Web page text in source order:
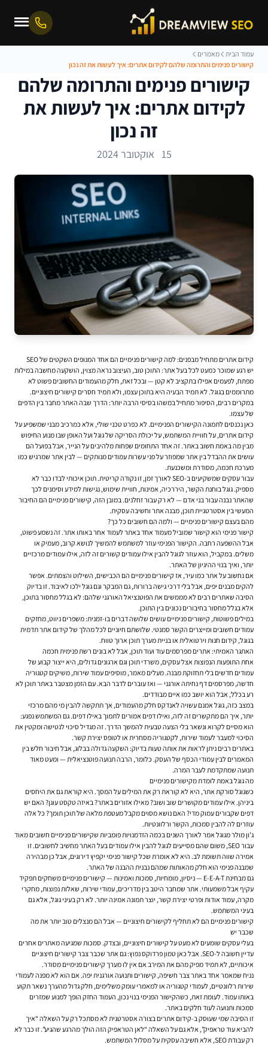
עמוד הבית
מאמרים
קישורים פנימים והתרומה שלהם לקידום אתרים: איך לעשות את זה נכון
קישורים פנימים והתרומה שלהם
לקידום אתרים: איך לעשות את
זה נכון
15 אוקטובר 2024
קידום אתרים מתחיל מבפנים: למה קישורים פנימיים הם אחד המנופים השקטים של SEO
יש רגע שמוכר כמעט לכל בעל אתר: התוכן טוב, העיצוב נראה מצוין, הושקעה מחשבה במילות
מפתח, לפעמים אפילו בתקציב לא קטן — ובכל זאת, חלק מהעמודים החשובים פשוט לא
מתרוממים בגוגל. לא תמיד הבעיה היא בתוכן עצמו, ולא תמיד חסרים קישורים חיצוניים.
במקרים רבים, הסיפור מתחיל במשהו בסיסי הרבה יותר: הדרך שבה האתר מחבר בין הדפים
של עצמו.
כאן נכנסים לתמונה הקישורים הפנימיים. לא כפרט טכני שולי, אלא כמרכיב מבני שמשפיע על
קידום אתרים, על חוויית המשתמש, על יכולת הסריקה של גוגל ועל האופן שבו מנוע החיפוש
מבין מה באמת חשוב באתר. זה אחד התחומים שפחות מלהיבים על הנייר, אבל בפועל הם
עושים את ההבדל בין אתר שמפוזר על פני עשרות עמודים מנותקים — לבין אתר שמרגיש כמו
מערכת חכמה, מסודרת ומשכנעת.
עבור עסקים שמשקיעים ב-SEO לאורך זמן, זו נקודה קריטית. תוכן איכותי לבדו כבר לא
מספיק. גוגל בוחנת הקשר, היררכיה, אמינות, חוויית שימוש, נגישות למידע וסימנים לכך
שהאתר נבנה עבור בני אדם — לא רק עבור זחלנים. במובן הזה, קישורים פנימיים הם החיבור
המעשי בין אסטרטגיית תוכן, מבנה אתר וחשיבה עסקית.
מהם בעצם קישורים פנימיים — ולמה הם חשובים כל כך?
קישור פנימי הוא קישור שמוביל מעמוד אחד באתר לעמוד אחר באותו אתר. זה נשמע פשוט,
אבל ההשפעה רחבה. הקישור הפנימי עוזר למשתמש להמשיך לנושא קרוב, מעמיק או
משלים. במקביל, הוא עוזר לגוגל להבין אילו עמודים קשורים זה לזה, אילו עמודים מרכזיים
יותר, ואיך בנוי ההיגיון של האתר.
אם נחשוב על אתר כמו עיר, אז קישורים פנימיים הם הכבישים, השילוט והצמתים. אפשר
להקים מבנים יפים, אבל בלי דרכי גישה ברורות, גם המבקר וגם גוגל ילכו לאיבוד. זו בדיוק
הסיבה שאתרים רבים לא מממשים את הפוטנציאל האורגני שלהם: לא בגלל מחסור בתוכן,
אלא בגלל מחסור בחיבורים נכונים בין התוכן.
במילים פשוטות, קישורים פנימיים עושים שלושה דברים בו-זמנית: משפרים ניווט, מחזקים
עמודים חשובים ומייצרים הקשר סמנטי. שלושתם חיוניים לכל מהלך של קידום אתר תדמית
בגוגל, קידום חנות וירטואלית או בניית מערך תוכן ארוך טווח.
האתגר האמיתי: אתרים מפרסמים עוד ועוד תוכן, אבל לא בונים רשת פנימית חכמה
אחת התופעות הנפוצות אצל עסקים, משרדי תוכן וגם ארגונים גדולים, היא ייצור קבוע של
עמודים חדשים בלי תחזוקת מבנה. מעלים מאמר, מוסיפים עמוד שירות, משיקים קטגוריה
חדשה, מפרסמים דף נחיתה אורגני — ואז עוברים לדבר הבא. עם הזמן מצטבר באתר תוכן לא
רע בכלל, אבל הוא יושב כמו איים מבודדים.
במצב כזה, גוגל אמנם עשויה לאנדקס חלק מהעמודים, אך תתקשה להבין מי מהם מרכזי
יותר, איך הם מתקשרים זה לזה, ואילו דפים אמורים לתמוך באילו דפים. גם המשתמש נפגע:
הוא מסיים לקרוא ונשאר בלי הצעה טבעית להמשך הדרך. זה מגדיל סיכוי לנטישה ומקטין את
הסיכוי למעבר לעמוד שירות, לקטגוריה מסחרית או לטופס יצירת קשר.
באתרים רבים ניתן לראות את אותה טעות בדיוק: השקעה גדולה בבלוג, אבל חיבור חלש בין
המאמרים לבין עמודי הכסף של העסק. כלומר, הרבה תנועה פוטנציאלית — ומעט מאוד
תנועה שמתקדמת לעבר המרה.
מה גוגל באמת לומדת מקישורים פנימיים
כשגוגל סורקת אתר, היא לא קוראת רק את המילים על המסך. היא קוראת גם את היחסים
ביניהן. אילו עמודים מקושרים שוב ושוב? מאילו אזורים באתר? באיזה טקסט עוגן? האם יש
דפים שקבורים עמוק מדי? האם נושא מסוים מקבל מעטפת מלאה של תוכן תומך? כל אלה
עוזרים לה להבין סמכות, הקשר ורלוונטיות.
ג’ון מולר מגוגל אמר לאורך השנים בכמה הזדמנויות פומביות שקישורים פנימיים חשובים מאוד
עבור SEO, משום שהם מסייעים לגוגל להבין אילו עמודים בעל האתר מחשיב לחשובים. זו
אמירה שווה תשומת לב. היא לא אומרת שכל קישור פנימי יקפיץ דירוגים, אבל כן מבהירה
שמבנה פנימי הוא חלק מהאותות שמהם נבנית ההבנה של האתר.
גם מבחינת E-E-A-T — ניסיון, מומחיות, סמכות ואמינות — קישורים פנימיים משחקים תפקיד
עקיף אבל משמעותי. אתר שמחבר היטב בין מדריכים, עמודי שירות, שאלות נפוצות, מחקרי
מקרה, עמוד אודות ופרטי יצירת קשר, יוצר תמונה אמינה יותר. לא רק בעיני גוגל, אלא גם
בעיני המשתמש.
קישורים פנימיים הם לא תחליף לקישורים חיצוניים — אבל הם מנצלים טוב יותר את מה
שכבר יש
בעלי עסקים שומעים לא מעט על קישורים חיצוניים, ובצדק. סמכות שמגיעה מאתרים אחרים
עדיין חשובה ל-SEO. אבל כאן טמון פרדוקס נפוץ: גם אתר שכבר צבר קישורים חיצוניים
איכותיים, לא תמיד מפיק מהם את המירב אם אין לו מערך קישורים פנימיים מסודר.
נניח שמאמר אחד באתר צבר חשיפה, קישורים ותנועה אורגנית יפה. אם הוא לא מפנה לעמודי
שירות רלוונטיים, לעמודי קטגוריה או למאמרי עומק משלימים, חלק גדול מהערך נשאר תקוע
באותו עמוד. לעומת זאת, כשהקישור הפנימי בנוי נכון, העמוד החזק הופך למנוע שמזרים
סמכות ותנועה לעוד חלקים באתר.
זו הסיבה שמי שעוסק ב-קידום אתרים בצורה אסטרטגית לא מסתכל רק על השאלה “איך
להביא עוד טראפיק”, אלא גם על השאלה “לאן הטראפיק הזה הולך מהרגע שהגיע”. זו כבר לא
רק עבודת SEO, אלא חשיבה עסקית על מסלול המשתמש.